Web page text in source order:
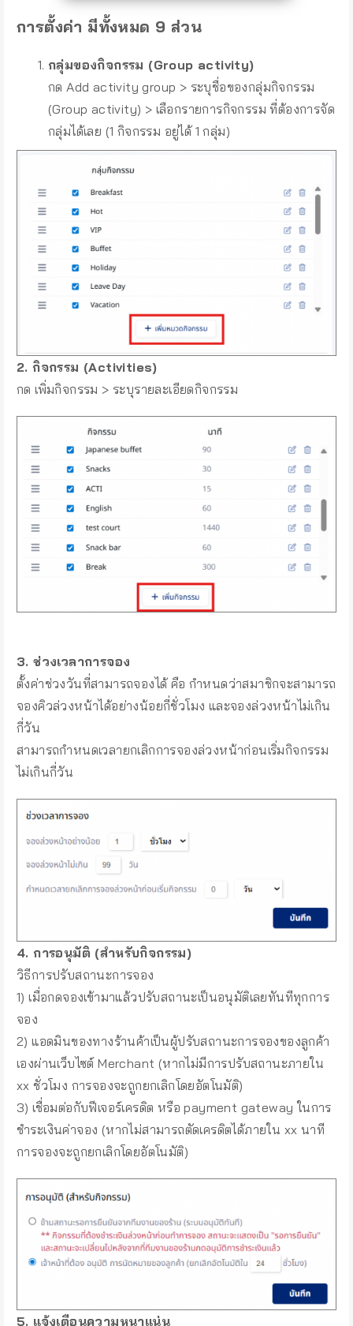
การตั้งค่า มีทั้งหมด 9 ส่วน
กลุ่มของกิจกรรม (Group activity)
กด Add activity group > ระบุชื่อของกลุ่มกิจกรรม
(Group activity) > เลือกรายการกิจกรรม ที่ต้องการจัด
กลุ่มได้เลย (1 กิจกรรม อยู่ได้ 1 กลุ่ม)
2. กิจกรรม (Activities)
กด เพิ่มกิจกรรม > ระบุรายละเอียดกิจกรรม
3. ช่วงเวลาการจอง
ตั้งค่าช่วงวันที่สามารถจองได้ คือ กำหนดว่าสมาชิกจะสามารถ
จองคิวล่วงหน้าได้อย่างน้อยกี่ชั่วโมง และจองล่วงหน้าไม่เกิน
กี่วัน
สามารถกำหนดเวลายกเลิกการจองล่วงหน้าก่อนเริ่มกิจกรรม
ไม่เกินกี่วัน
4. การอนุมัติ (สำหรับกิจกรรม)
วิธีการปรับสถานะการจอง
1) เมื่อกดจองเข้ามาแล้วปรับสถานะเป็นอนุมัติเลยทันทีทุกการ
จอง
2) แอดมินของทางร้านค้าเป็นผู้ปรับสถานะการจองของลูกค้า
เองผ่านเว็บไซต์ Merchant (หากไม่มีการปรับสถานะภายใน
xx ชั่วโมง การจองจะถูกยกเลิกโดยอัตโนมัติ)
3) เชื่อมต่อกับฟีเจอร์เครดิต หรือ payment gateway ในการ
ชำระเงินค่าจอง (หากไม่สามารถตัดเครดิตได้ภายใน xx นาที
การจองจะถูกยกเลิกโดยอัตโนมัติ)
5. แจ้งเตือนความหนาแน่น